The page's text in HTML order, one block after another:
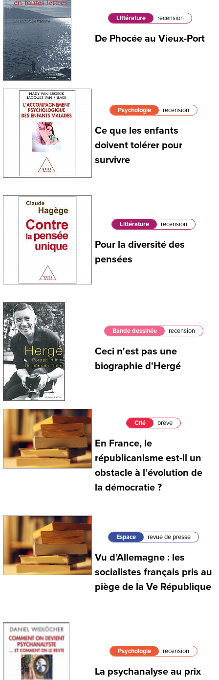
Littérature recension
De Phocée au Vieux-Port
Psychologie recension
Ce que les enfants
doivent tolérer pour
survivre
Littérature recension
Pour la diversité des
pensées
Bande dessinée recension
Ceci n'est pas une
biographie d'Hergé
Cité brève
En France, le
républicanisme est-il un
obstacle à l’évolution de
la démocratie ?
Espace revue de presse
Vu d’Allemagne : les
socialistes français pris au
piège de la Ve République
Psychologie recension
La psychanalyse au prix